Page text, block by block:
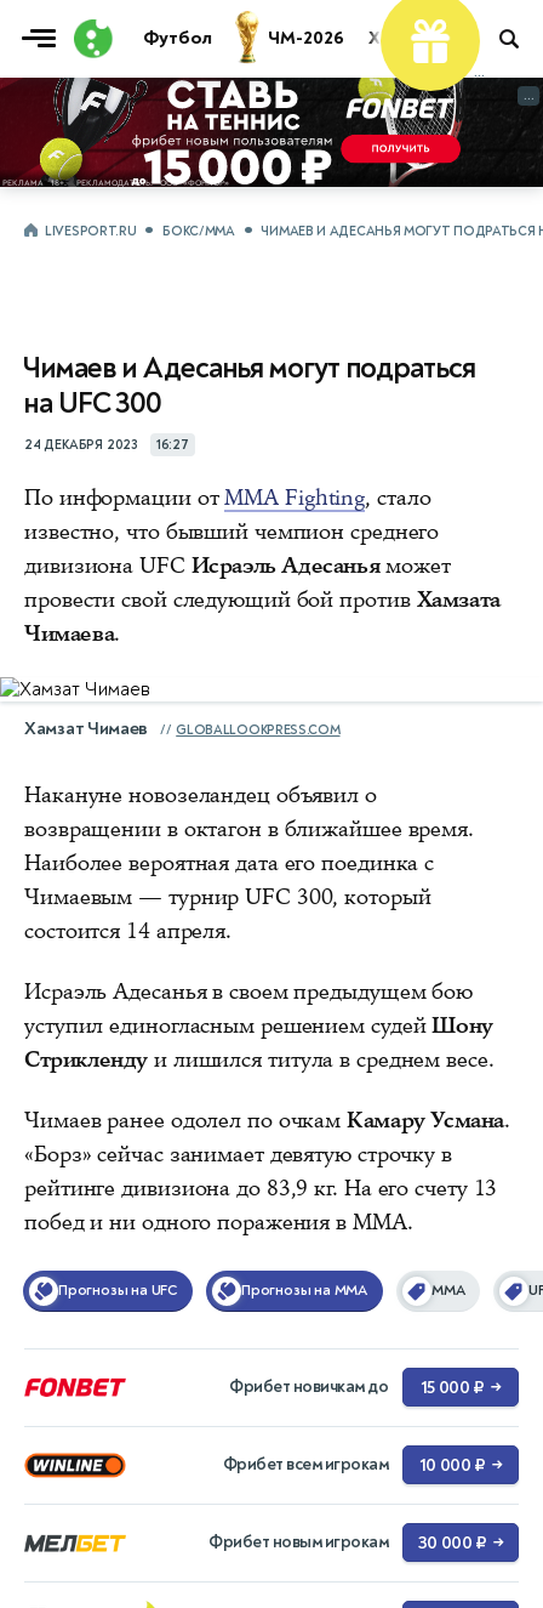
Футбол ЧМ-2026 Хоккей Теннис
...
...
LIVESPORT.RU БОКС/ММА ЧИМАЕВ И АДЕСАНЬЯ МОГУТ ПОДРАТЬСЯ
Чимаев и Адесанья могут подраться
на UFC 300
24 ДЕКАБРЯ 2023 16:27
По информации отMMA Fighting, стало
известно, что бывший чемпион среднего
дивизиона UFC Исраэль Адесаньяможет
провести свой следующий бой против Хамзата
Чимаева.
Хамзат Чимаев GLOBALLOOKPRESS.COM
Накануне новозеландец объявил о
возвращении в октагон в ближайшее время.
Наиболее вероятная дата его поединка с
Чимаевым — турнир UFC 300, который
состоится 14 апреля.
Исраэль Адесанья в своем предыдущем бою
уступил единогласным решением судейШону
Стрикленду и лишился титула в среднем весе.
Чимаев ранее одолел по очкамКамару Усмана.
«Борз» сейчас занимает девятую строчку в
рейтинге дивизиона до 83,9 кг. На его счету 13
побед и ни одного поражения в ММА.
Прогнозы на UFC Прогнозы на MMA ММА
Фрибет новичкам до 15 000 ₽ →
Фрибет всем игрокам 10 000 ₽ →
Фрибет новым игрокам 30 000 ₽ →